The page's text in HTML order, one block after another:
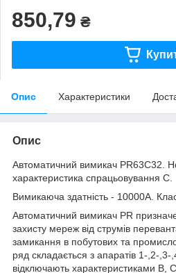
850,79 ₴
Опис Характеристики
Опис
Автоматичний вимикач PR63С32.
характеристика спрацьовування С.
Вимикаюча здатність - 10000А. Клас
Автоматичний вимикач PR
захисту мереж від струмів
замикання в побутових та
ряд складається з апаратів 1-,2-
відключають характеристиками В,